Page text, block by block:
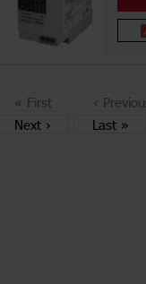
« First ‹
Next › Last »